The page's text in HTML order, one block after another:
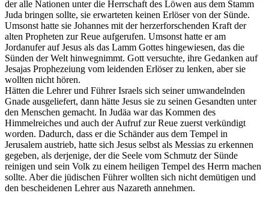
der alle Nationen unter die Herrschaft des Löwen aus dem Stamm
Juda bringen sollte, sie erwarteten keinen Erlöser von der Sünde.
Umsonst hatte sie Johannes mit der herzerforschenden Kraft der
alten Propheten zur Reue aufgerufen. Umsonst hatte er am
Jordanufer auf Jesus als das Lamm Gottes hingewiesen, das die
Sünden der Welt hinwegnimmt. Gott versuchte, ihre Gedanken auf
Jesajas Prophezeiung vom leidenden Erlöser zu lenken, aber sie
wollten nicht hören.
Hätten die Lehrer und Führer Israels sich seiner umwandelnden
Gnade ausgeliefert, dann hätte Jesus sie zu seinen Gesandten unter
den Menschen gemacht. In Judäa war das Kommen des
Himmelreiches und auch der Aufruf zur Reue zuerst verkündigt
worden. Dadurch, dass er die Schänder aus dem Tempel in
Jerusalem austrieb, hatte sich Jesus selbst als Messias zu erkennen
gegeben, als derjenige, der die Seele vom Schmutz der Sünde
reinigen und sein Volk zu einem heiligen Tempel des Herrn machen
sollte. Aber die jüdischen Führer wollten sich nicht demütigen und
den bescheidenen Lehrer aus Nazareth annehmen.